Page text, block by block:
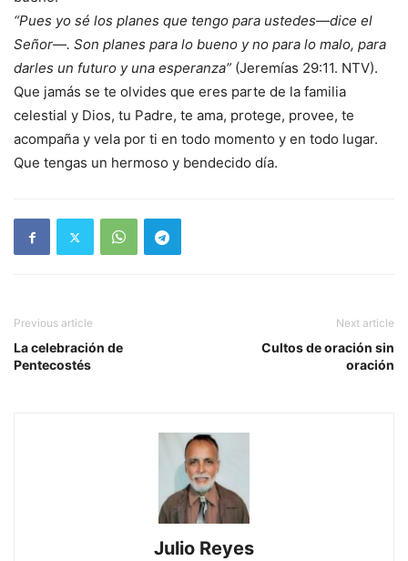
“Pues yo sé los planes que tengo para ustedes—dice el
Señor—. Son planes para lo bueno y no para lo malo, para
darles un futuro y una esperanza” (Jeremías 29:11. NTV).
Que jamás se te olvides que eres parte de la familia
celestial y Dios, tu Padre, te ama, protege, provee, te
acompaña y vela por ti en todo momento y en todo lugar.
Que tengas un hermoso y bendecido día.
Previous article
La celebración de
Pentecostés
Next article
Cultos de oración sin
oración
Julio Reyes